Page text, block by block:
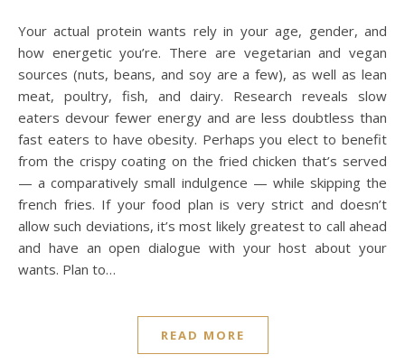
Your actual protein wants rely in your age, gender, and
how energetic you’re. There are vegetarian and vegan
sources (nuts, beans, and soy are a few), as well as lean
meat, poultry, fish, and dairy. Research reveals slow
eaters devour fewer energy and are less doubtless than
fast eaters to have obesity. Perhaps you elect to benefit
from the crispy coating on the fried chicken that’s served
— a comparatively small indulgence — while skipping the
french fries. If your food plan is very strict and doesn’t
allow such deviations, it’s most likely greatest to call ahead
and have an open dialogue with your host about your
wants. Plan to…
READ MORE